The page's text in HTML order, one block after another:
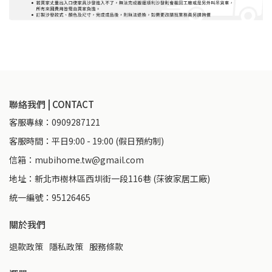
聯絡我們 | CONTACT
客服專線：0909287121
客服時間：平日9:00 - 19:00 (假日預約制)
信箱：mubihome.tw@gmail.com
地址：新北市樹林區西圳街一段116巷 (莯彼家居工廠)
統一編號：95126465
關於我們
退款政策 隱私政策 服務條款